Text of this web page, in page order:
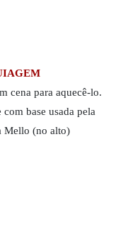
cena para aquecê-lo.
base usada pela
Mello (no alto)